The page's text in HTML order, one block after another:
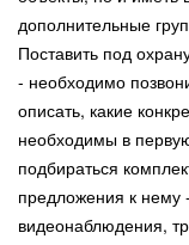
дополнительные
Поставить под
- необходимо
описать, какие
необходимы в
подбираться
предложения к
видеонаблюдения,